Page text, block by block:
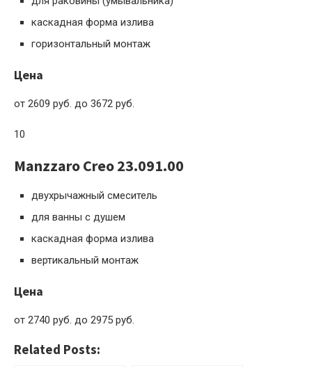
каскадная форма излива
горизонтальный монтаж
Цена
от 2609 руб. до 3672 руб.
10
Manzzaro Creo 23.091.00
двухрычажный смеситель
для ванны с душем
каскадная форма излива
вертикальный монтаж
Цена
от 2740 руб. до 2975 руб.
Related Posts: